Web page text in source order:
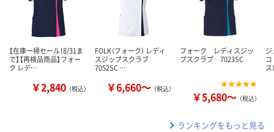
【在庫一掃セール！8/31ま
で】【再検品商品】フォー
ク レデ…
￥2,840 （税込）
FOLK（フォーク） レディ
スジップスクラブ
7052SC …
￥6,660～ （税込）
フォーク レディスジッ
プスクラブ 7023SC
￥5,680～ （税込）
コ
ランキングをもっと見る